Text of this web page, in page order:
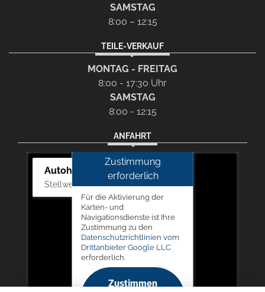
SAMSTAG
8:00 – 12:15
TEILE-VERKAUF
MONTAG - FREITAG
8:00 - 17:30 Uhr
SAMSTAG
8:00 - 12:15
ANFAHRT
Autohaus Picker
Stellwerk 5, 57368 Lennestadt
Zustimmung
erforderlich
Für die Aktivierung der
Karten- und
Navigationsdienste ist Ihre
Zustimmung zu den
Datenschutzrichtlinien vom
Drittanbieter Google LLC
erforderlich.
Zustimmen